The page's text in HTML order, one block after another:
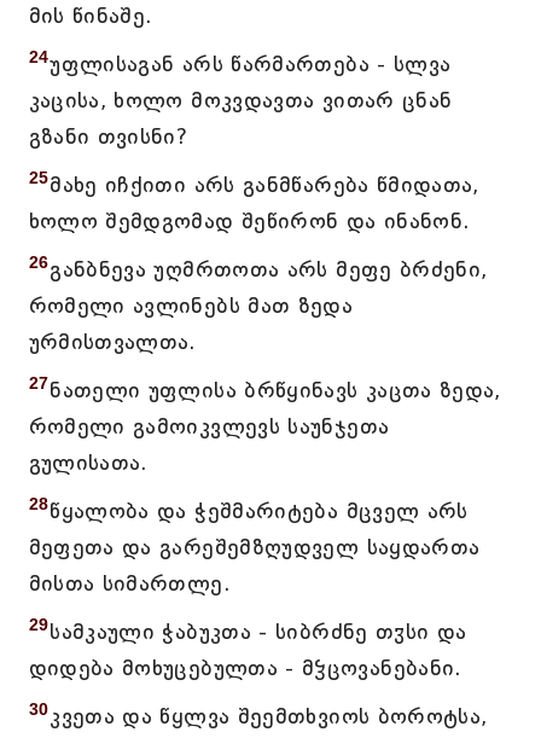
მის წინაშე.
24უფლისაგან არს წარმართება - სლვა
კაცისა, ხოლო მოკვდავთა ვითარ ცნან
გზანი თვისნი?
25მახე იჩქითი არს განმწარება წმიდათა,
ხოლო შემდგომად შეწირონ და ინანონ.
26განბნევა უღმრთოთა არს მეფე ბრძენი,
რომელი ავლინებს მათ ზედა
ურმისთვალთა.
27ნათელი უფლისა ბრწყინავს კაცთა ზედა,
რომელი გამოიკვლევს საუნჯეთა
გულისათა.
28წყალობა და ჭეშმარიტება მცველ არს
მეფეთა და გარეშემზღუდველ საყდართა
მისთა სიმართლე.
29სამკაული ჭაბუკთა - სიბრძნე თჳსი და
დიდება მოხუცებულთა - მჴცოვანებანი.
30კვეთა და წყლვა შეემთხვიოს ბოროტსა,